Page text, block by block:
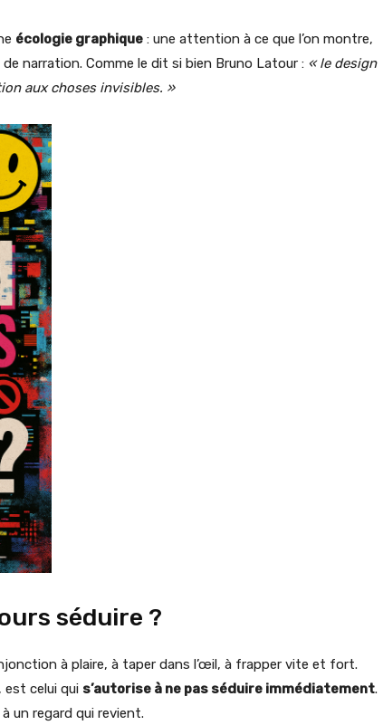
écologie graphique : une attention à ce que l’on montre,
narration. Comme le dit si bien Bruno Latour : « le design
aux choses invisibles. »
séduire ?
à plaire, à taper dans l’œil, à frapper vite et fort.
est celui qui s’autorise à ne pas séduire immédiatement.
un regard qui revient.